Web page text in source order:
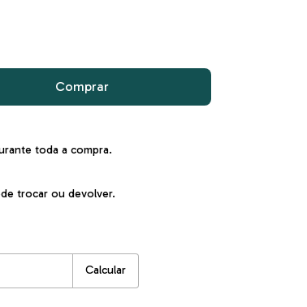
toda a compra.
trocar ou devolver.
Calcular